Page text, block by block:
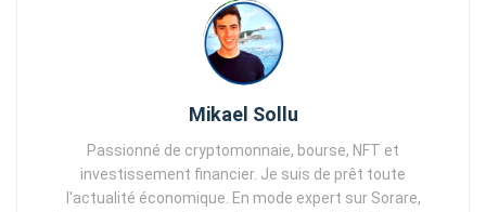
Mikael Sollu
Passionné de cryptomonnaie, bourse, NFT et
investissement financier. Je suis de prêt toute
l'actualité économique. En mode expert sur Sorare,